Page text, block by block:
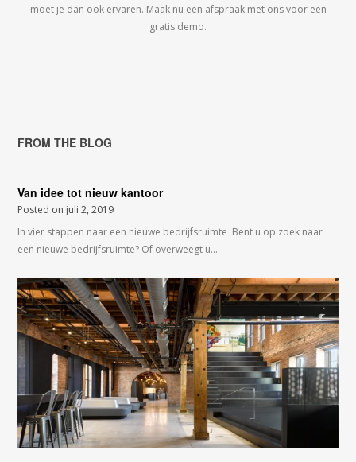
moet je dan ook ervaren. Maak nu een afspraak met ons voor een
gratis demo.
FROM THE BLOG
Van idee tot nieuw kantoor
Posted on juli 2, 2019
In vier stappen naar een nieuwe bedrijfsruimte Bent u op zoek naar
een nieuwe bedrijfsruimte? Of overweegt u…